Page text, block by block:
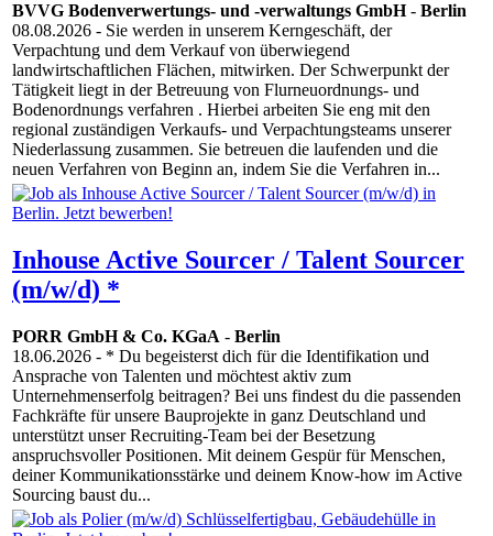
BVVG Bodenverwertungs- und -verwaltungs GmbH- Berlin
08.08.2026 - Sie werden in unserem Kerngeschäft, der
Verpachtung und dem Verkauf von überwiegend
landwirtschaftlichen Flächen, mitwirken. Der Schwerpunkt der
Tätigkeit liegt in der Betreuung von Flurneuordnungs- und
Bodenordnungs verfahren . Hierbei arbeiten Sie eng mit den
regional zuständigen Verkaufs- und Verpachtungsteams unserer
Niederlassung zusammen. Sie betreuen die laufenden und die
neuen Verfahren von Beginn an, indem Sie die Verfahren in...
Inhouse Active Sourcer / Talent Sourcer
(m/w/d) *
PORR GmbH & Co. KGaA - Berlin
18.06.2026 - * Du begeisterst dich für die Identifikation und
Ansprache von Talenten und möchtest aktiv zum
Unternehmenserfolg beitragen? Bei uns findest du die passenden
Fachkräfte für unsere Bauprojekte in ganz Deutschland und
unterstützt unser Recruiting-Team bei der Besetzung
anspruchsvoller Positionen. Mit deinem Gespür für Menschen,
deiner Kommunikationsstärke und deinem Know-how im Active
Sourcing baust du...